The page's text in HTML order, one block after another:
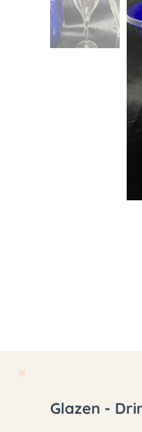
Glazen -